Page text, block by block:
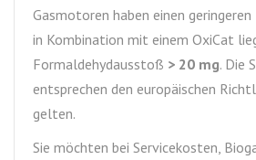
Gasmotoren haben einen
in Kombination mit einem OxiCat
Formaldehydausstoß > 20 mg. Die
entsprechen den europäischen
gelten.
Sie möchten bei Servicekosten,